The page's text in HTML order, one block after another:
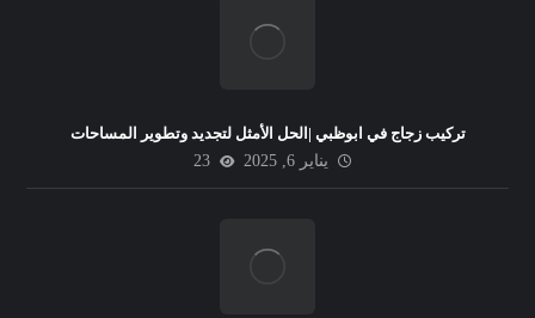
تركيب زجاج في ابوظبي |الحل الأمثل لتجديد وتطوير المساحات
يناير 6, 2025
23